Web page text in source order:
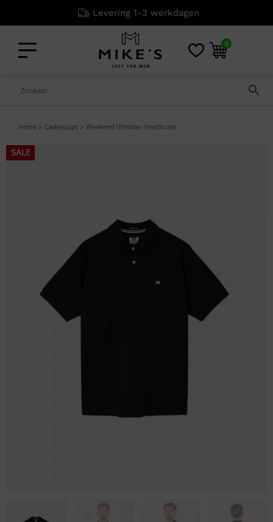
Levering 1-3 werkdagen
0
Home > Cadeautips > Weekend Offender Heathcote
SALE